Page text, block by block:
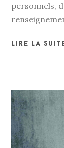
personnels,
LIRE LA